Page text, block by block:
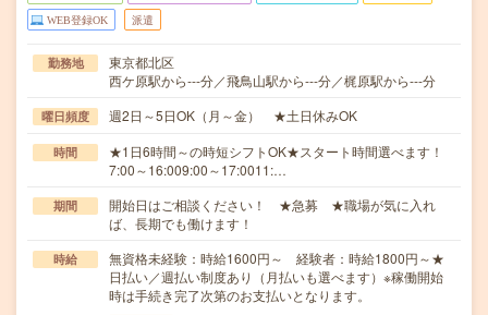
WEB登録OK 派遣
勤務地
東京都北区
西ケ原駅から---分／飛鳥山駅から---分／梶原駅から---分
曜日頻度 週2日～5日OK（月～金） ★土日休みOK
時間
★1日6時間～の時短シフトOK★スタート時間選べます！
7:00～16:009:00～17:0011:…
期間
開始日はご相談ください！ ★急募 ★職場が気に入れ
ば、長期でも働けます！
時給
無資格未経験：時給1600円～ 経験者：時給1800円～★
日払い／週払い制度あり（月払いも選べます）※稼働開始
時は手続き完了次第のお支払いとなります。